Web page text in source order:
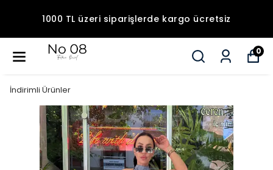
1000 TL üzeri siparişlerde kargo ücretsiz
0
İndirimli Ürünler